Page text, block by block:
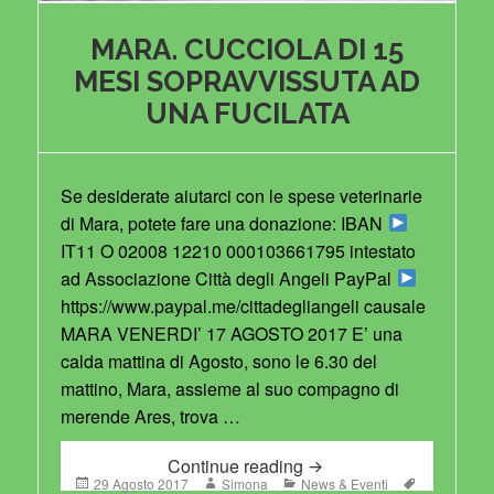
MARA. CUCCIOLA DI 15
MESI SOPRAVVISSUTA AD
UNA FUCILATA
Se desiderate aiutarci con le spese veterinarie
di Mara, potete fare una donazione: IBAN
IT11 O 02008 12210 000103661795 intestato
ad Associazione Città degli Angeli PayPal
https://www.paypal.me/cittadegliangeli causale
MARA VENERDI’ 17 AGOSTO 2017 E’ una
calda mattina di Agosto, sono le 6.30 del
mattino, Mara, assieme al suo compagno di
merende Ares, trova …
Continue reading MARA. CUCCIOLA DI
Posted
29 Agosto 2017 Author
Simona Categories
News & Eventi